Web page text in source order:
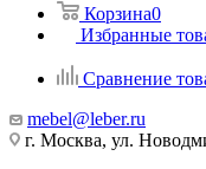
Корзина0
Избранные
Сравнение
mebel@leber.ru
г. Москва, ул.